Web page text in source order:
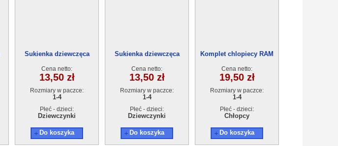
Sukienka dziewczęca
Cena netto:
13,50 zł
Rozmiary w paczce:
1-4
Płeć - dzieci:
Dziewczynki
Do koszyka
Sukienka dziewczęca
Cena netto:
13,50 zł
Rozmiary w paczce:
1-4
Płeć - dzieci:
Dziewczynki
Do koszyka
Komplet chlopiecy RAM
Cena netto:
19,50 zł
Rozmiary w paczce:
1-4
Płeć - dzieci:
Chłopcy
Do koszyka